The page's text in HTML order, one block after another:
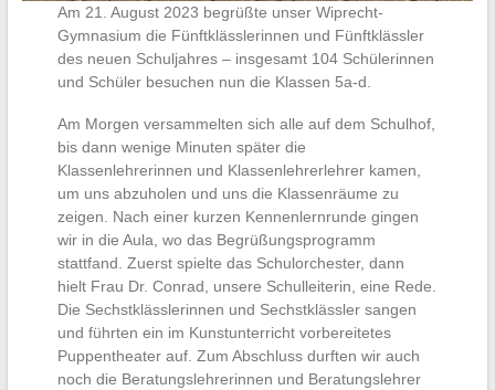
Am 21. August 2023 begrüßte unser Wiprecht-
Gymnasium die Fünftklässlerinnen und Fünftklässler
des neuen Schuljahres – insgesamt 104 Schülerinnen
und Schüler besuchen nun die Klassen 5a-d.
Am Morgen versammelten sich alle auf dem Schulhof,
bis dann wenige Minuten später die
Klassenlehrerinnen und Klassenlehrerlehrer kamen,
um uns abzuholen und uns die Klassenräume zu
zeigen. Nach einer kurzen Kennenlernrunde gingen
wir in die Aula, wo das Begrüßungsprogramm
stattfand. Zuerst spielte das Schulorchester, dann
hielt Frau Dr. Conrad, unsere Schulleiterin, eine Rede.
Die Sechstklässlerinnen und Sechstklässler sangen
und führten ein im Kunstunterricht vorbereitetes
Puppentheater auf. Zum Abschluss durften wir auch
noch die Beratungslehrerinnen und Beratungslehrer